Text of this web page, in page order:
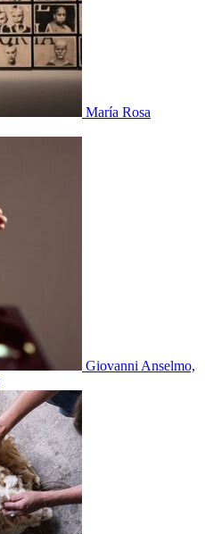
María Rosa
Giovanni Anselmo,